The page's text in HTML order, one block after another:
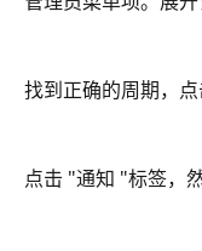
找到正确的周期，点
点击 "通知 "标签，